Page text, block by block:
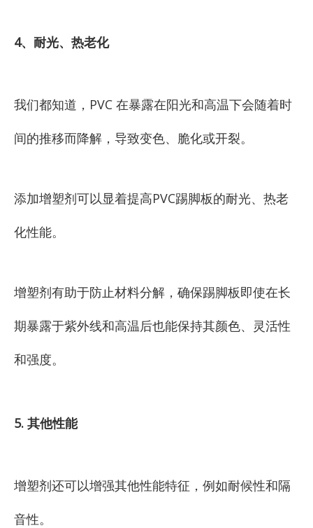
4、耐光、热老化
我们都知道，PVC 在暴露在阳光和高温下会随着时
间的推移而降解，导致变色、脆化或开裂。
添加增塑剂可以显着提高PVC踢脚板的耐光、热老
化性能。
增塑剂有助于防止材料分解，确保踢脚板即使在长
期暴露于紫外线和高温后也能保持其颜色、灵活性
和强度。
5. 其他性能
增塑剂还可以增强其他性能特征，例如耐候性和隔
音性。